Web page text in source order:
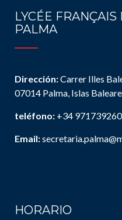
LYCÉE
PALMA
Dirección:Carrer Illes
07014 Palma, Islas
teléfono: +34 971739260
Email:
HORARIO